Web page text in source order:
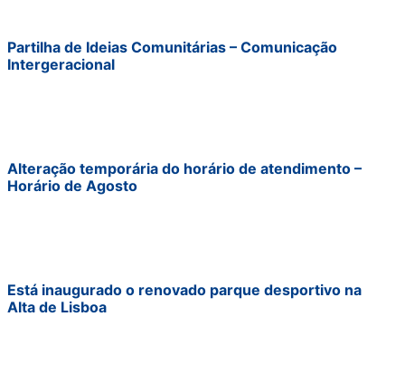
Partilha de Ideias Comunitárias – Comunicação
Intergeracional
Alteração temporária do horário de atendimento –
Horário de Agosto
Está inaugurado o renovado parque desportivo na
Alta de Lisboa